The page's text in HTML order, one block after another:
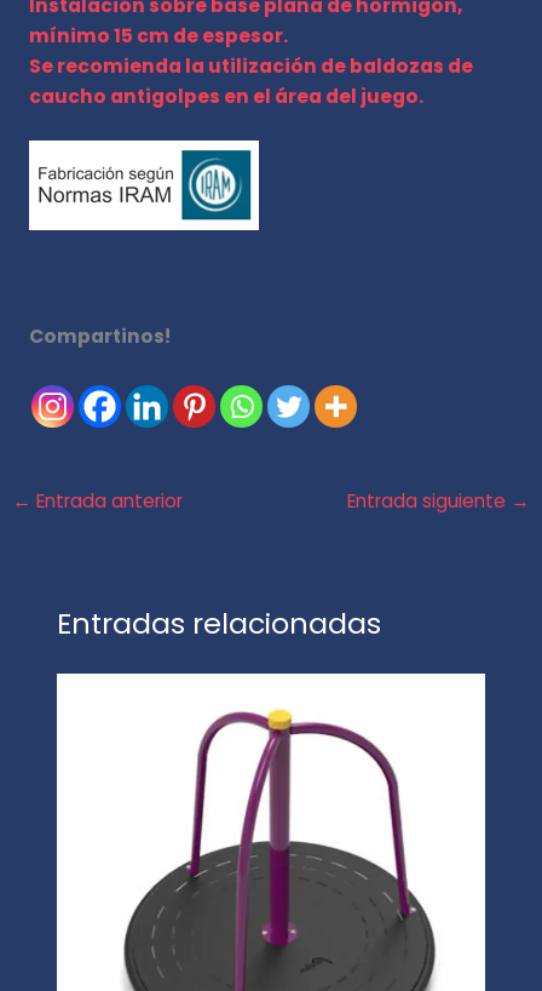
mínimo 15 cm de espesor.
Se recomienda la utilización de baldozas de
caucho antigolpes en el área del juego.
Compartinos!
← Entrada anterior Entrada siguiente →
Entradas relacionadas